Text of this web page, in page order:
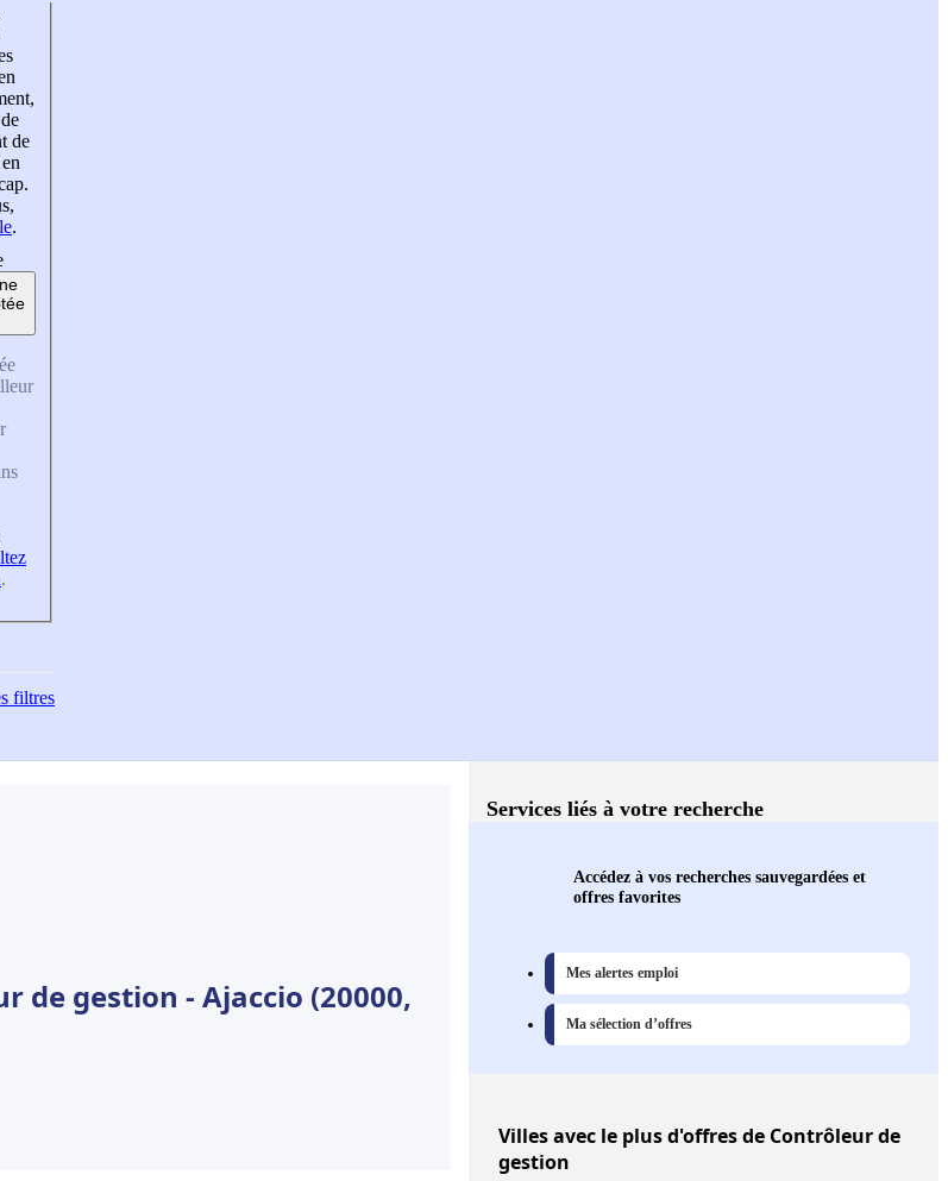
de
.
.
filtres
de gestion - Ajaccio (20000,
Services liés à votre recherche
Accédez à vos recherches sauvegardées et
offres favorites
Mes alertes emploi
Ma sélection d’offres
Villesavec le plus d'offres de Contrôleur de
gestion